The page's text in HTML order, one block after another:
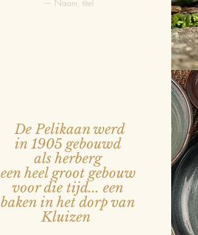
De Pelikaan werd
in 1905 gebouwd
als herberg
een heel groot gebouw
voor die tijd... een
baken in het dorp van
Kluizen
— Naam, titel